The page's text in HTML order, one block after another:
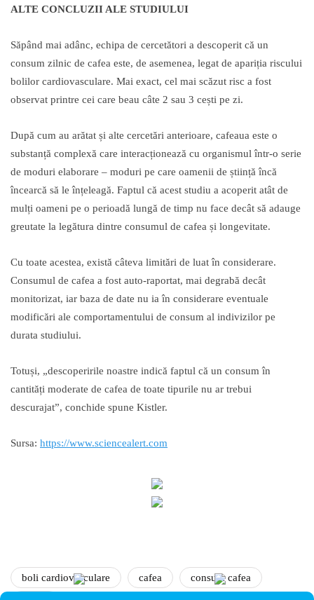
ALTE CONCLUZII ALE STUDIULUI
Săpând mai adânc, echipa de cercetători a descoperit că un
consum zilnic de cafea este, de asemenea, legat de apariția riscului
bolilor cardiovasculare. Mai exact, cel mai scăzut risc a fost
observat printre cei care beau câte 2 sau 3 cești pe zi.
După cum au arătat și alte cercetări anterioare, cafeaua este o
substanță complexă care interacționează cu organismul într-o serie
de moduri elaborare – moduri pe care oamenii de știință încă
încearcă să le înțeleagă. Faptul că acest studiu a acoperit atât de
mulți oameni pe o perioadă lungă de timp nu face decât să adauge
greutate la legătura dintre consumul de cafea și longevitate.
Cu toate acestea, există câteva limitări de luat în considerare.
Consumul de cafea a fost auto-raportat, mai degrabă decât
monitorizat, iar baza de date nu ia în considerare eventuale
modificări ale comportamentului de consum al indivizilor pe
durata studiului.
Totuși, „descoperirile noastre indică faptul că un consum în
cantități moderate de cafea de toate tipurile nu ar trebui
descurajat”, conchide spune Kistler.
Sursa: https://www.sciencealert.com
boli cardiovasculare cafea consum cafea